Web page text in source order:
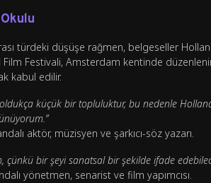
türdeki düşüşe rağmen, belgeseller
Film Festivali, Amsterdam kentinde
kabul edilir.
küçük bir topluluktur, bu nedenle
aktör, müzisyen ve şarkıcı-söz yazarı.
çünkü bir şeyi sanatsal bir şekilde ifade
yönetmen, senarist ve film yapımcısı.